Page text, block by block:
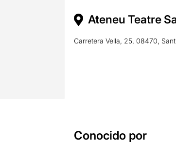
Ateneu Teatre
Carretera Vella, 25, 08470,
Conocido por